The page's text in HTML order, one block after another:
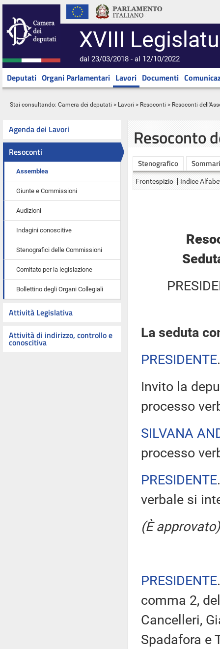
XVIII
dal 23/03/2018 - al 12/10/2022
Deputati Organi Parlamentari Lavori Documenti
Stai consultando: Camera dei deputati > Lavori > Resoconti > Resoconti
Agenda dei Lavori
Resoconti
Assemblea
Giunte e Commissioni
Audizioni
Indagini conoscitive
Stenografici delle Commissioni
Comitato per la legislazione
Bollettino degli Organi Collegiali
Attività Legislativa
Attività di indirizzo, controllo e
conoscitiva
Resoconto
Stenografico
Frontespizio Indice
La seduta
PRESIDENTE
Invito la
processo
SILVANA
processo
PRESIDENTE
verbale si
(È approvato)
PRESIDENTE
comma 2,
Cancelleri,
Spadafora e